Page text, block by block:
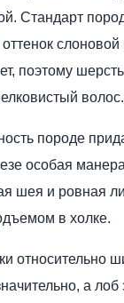
Стандарт
слоновой
поэтому
волос.
породе
особая
шея и ровная
в холке.
относительно
а лоб